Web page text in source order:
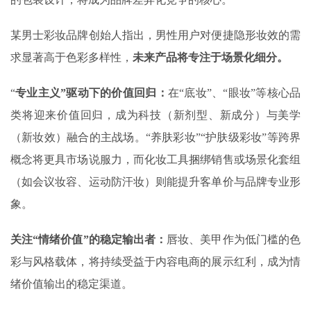
某男士彩妆品牌创始人指出，男性用户对便捷隐形妆效的需
求显著高于色彩多样性， 未来产品将专注于场景化细分。
“专业主义”驱动下的价值回归 ： 在“底妆”、“眼妆”等核心品
类将迎来价值回归，成为科技（新剂型、新成分）与美学
（新妆效）融合的主战场。“养肤彩妆”“护肤级彩妆”等跨界
概念将更具市场说服力，而化妆工具捆绑销售或场景化套组
（如会议妆容、运动防汗妆）则能提升客单价与品牌专业形
象。
关注“情绪价值”的稳定输出者 ： 唇妆、美甲作为低门槛的色
彩与风格载体，将持续受益于内容电商的展示红利，成为情
绪价值输出的稳定渠道。